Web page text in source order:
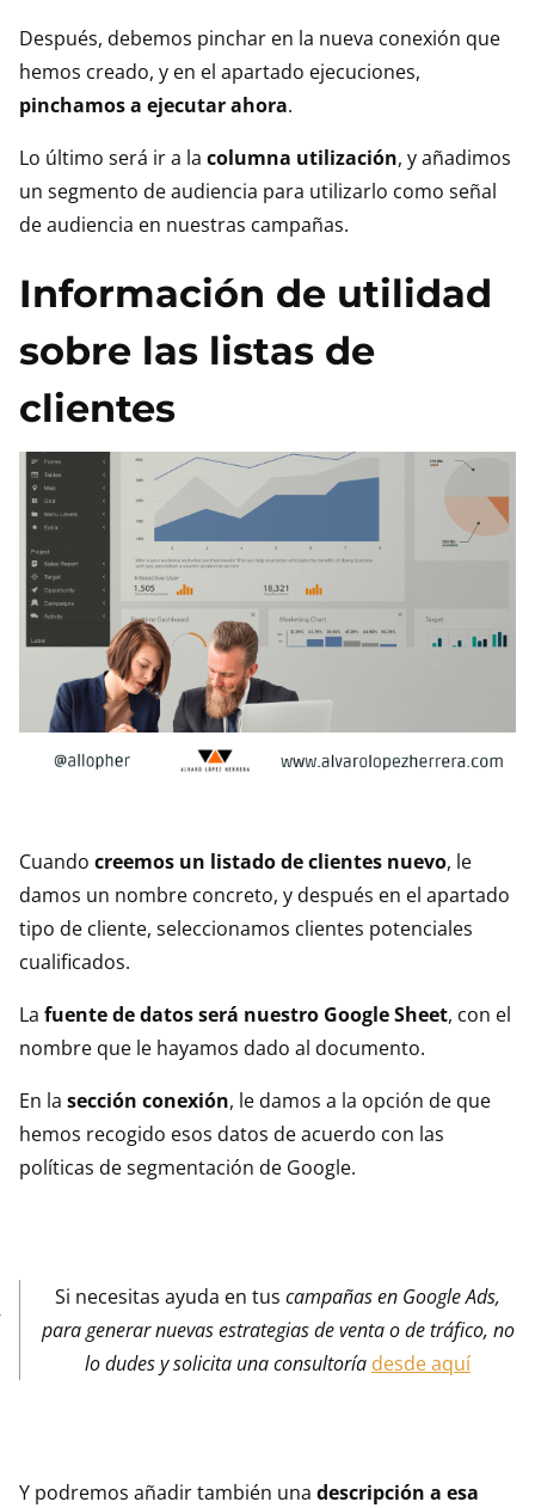
Después, debemos pinchar en la nueva conexión que
hemos creado, y en el apartado ejecuciones,
pinchamos a ejecutar ahora.
Lo último será ir a la columna utilización, y añadimos
un segmento de audiencia para utilizarlo como señal
de audiencia en nuestras campañas.
Información de utilidad
sobre las listas de
clientes
Cuando creemos un listado de clientes nuevo, le
damos un nombre concreto, y después en el apartado
tipo de cliente, seleccionamos clientes potenciales
cualificados.
La fuente de datos será nuestro Google Sheet, con el
nombre que le hayamos dado al documento.
En la sección conexión, le damos a la opción de que
hemos recogido esos datos de acuerdo con las
políticas de segmentación de Google.
Si necesitas ayuda en tus campañas en Google Ads,
para generar nuevas estrategias de venta o de tráfico, no
lo dudes y solicita una consultoría desde aquí
Y podremos añadir también una descripción a esa